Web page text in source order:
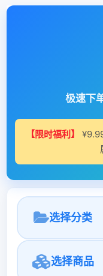
极速下
【限时福利】
选择分类
选择商品